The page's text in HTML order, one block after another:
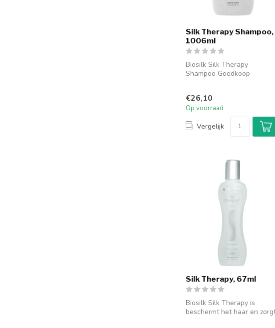
Silk Therapy Shampoo,
1006ml
Biosilk Silk Therapy
Shampoo Goedkoop
€26,10
Op voorraad
Vergelijk
Silk Therapy, 67ml
Biosilk Silk Therapy is
beschermt het haar en